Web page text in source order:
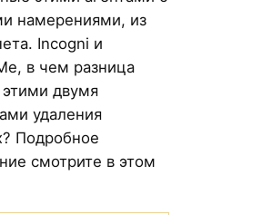
намерениями, из
Incogni и
в чем разница
двумя
удаления
Подробное
смотрите в этом